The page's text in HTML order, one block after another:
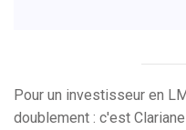
Pour un investisseur en
doublement : c'est